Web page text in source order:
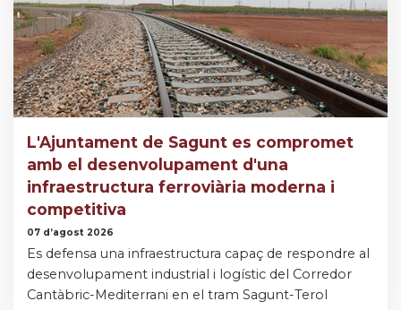
L'Ajuntament de Sagunt es compromet
amb el desenvolupament d'una
infraestructura ferroviària moderna i
competitiva
07 d’agost 2026
Es defensa una infraestructura capaç de respondre al
desenvolupament industrial i logístic del Corredor
Cantàbric-Mediterrani en el tram Sagunt-Terol